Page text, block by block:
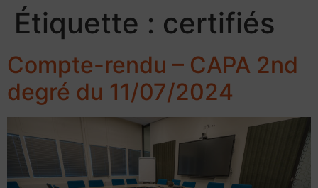
Étiquette : certifiés
Compte-rendu – CAPA 2nd
degré du 11/07/2024